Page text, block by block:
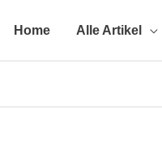
Home Alle Artikel